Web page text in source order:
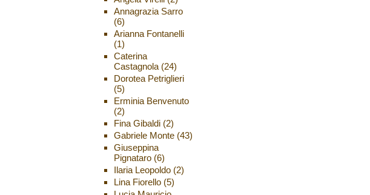
Annagrazia Sarro
(6)
Arianna Fontanelli
(1)
Caterina
Castagnola(24)
Dorotea Petriglieri
(5)
Erminia Benvenuto
(2)
Fina Gibaldi(2)
Gabriele Monte(43)
Giuseppina
Pignataro(6)
Ilaria Leopoldo(2)
Lina Fiorello(5)